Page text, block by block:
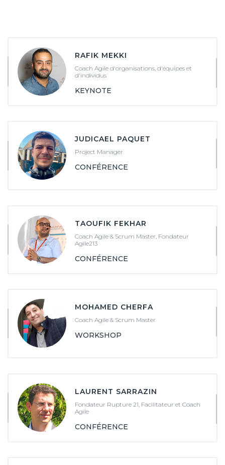
RAFIK MEKKI
Coach Agile d'organisations, d'équipes et
d'individus
KEYNOTE
JUDICAEL PAQUET
Project Manager
CONFÉRENCE
TAOUFIK FEKHAR
Coach Agile & Scrum Master, Fondateur
Agile213
CONFÉRENCE
MOHAMED CHERFA
Coach Agile & Scrum Master
WORKSHOP
LAURENT SARRAZIN
Fondateur Rupture 21, Facilitateur et Coach
Agile
CONFÉRENCE